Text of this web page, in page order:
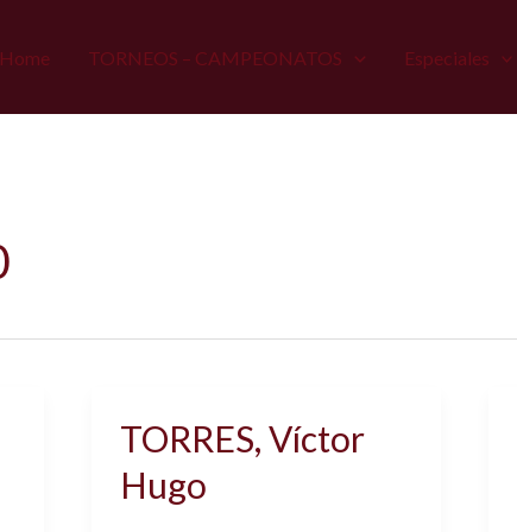
Home TORNEOS – CAMPEONATOS Especiales
TORRES, Víctor
Hugo